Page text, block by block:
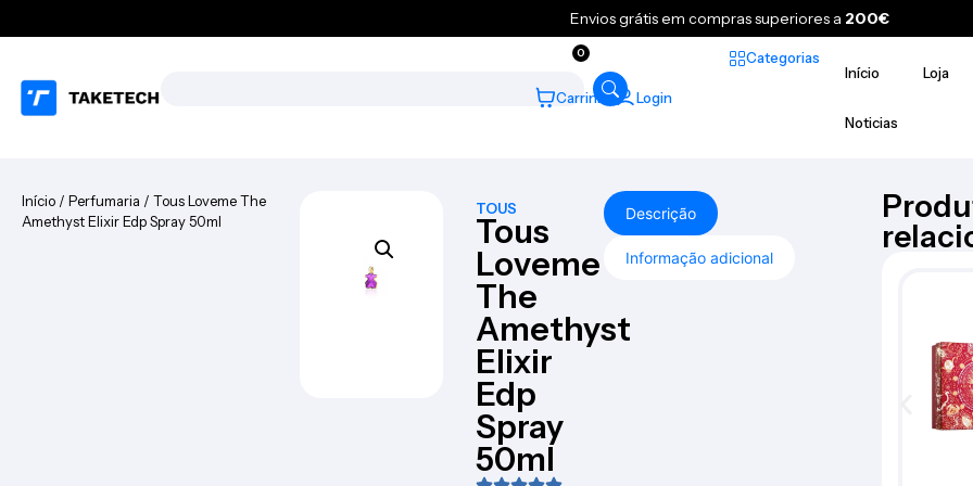
Envios grátis em compras superiores a 200€
0
Carrinho Login
Categorias
Início
Loja
Noticias
Início / Perfumaria / Tous Loveme The
Amethyst Elixir Edp Spray 50ml
TOUS
Tous
Loveme
The
Amethyst
Elixir
Edp
Spray
50ml
Descrição
Informação adicional